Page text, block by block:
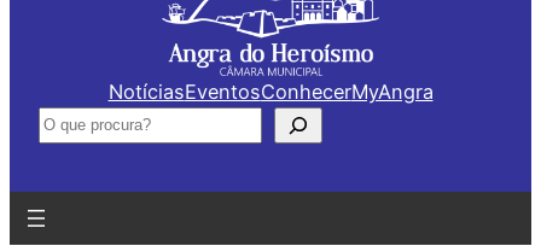
NotíciasEventosConhecerMyAngra
Pesquisar